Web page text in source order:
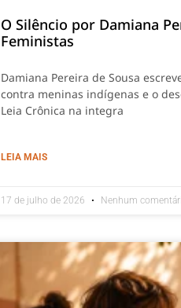
O Silêncio por Damiana
Feministas
Damiana Pereira de Sousa
contra meninas indígenas e o
Leia Crônica na integra
LEIA MAIS
17 de julho de 2026 Nenhum